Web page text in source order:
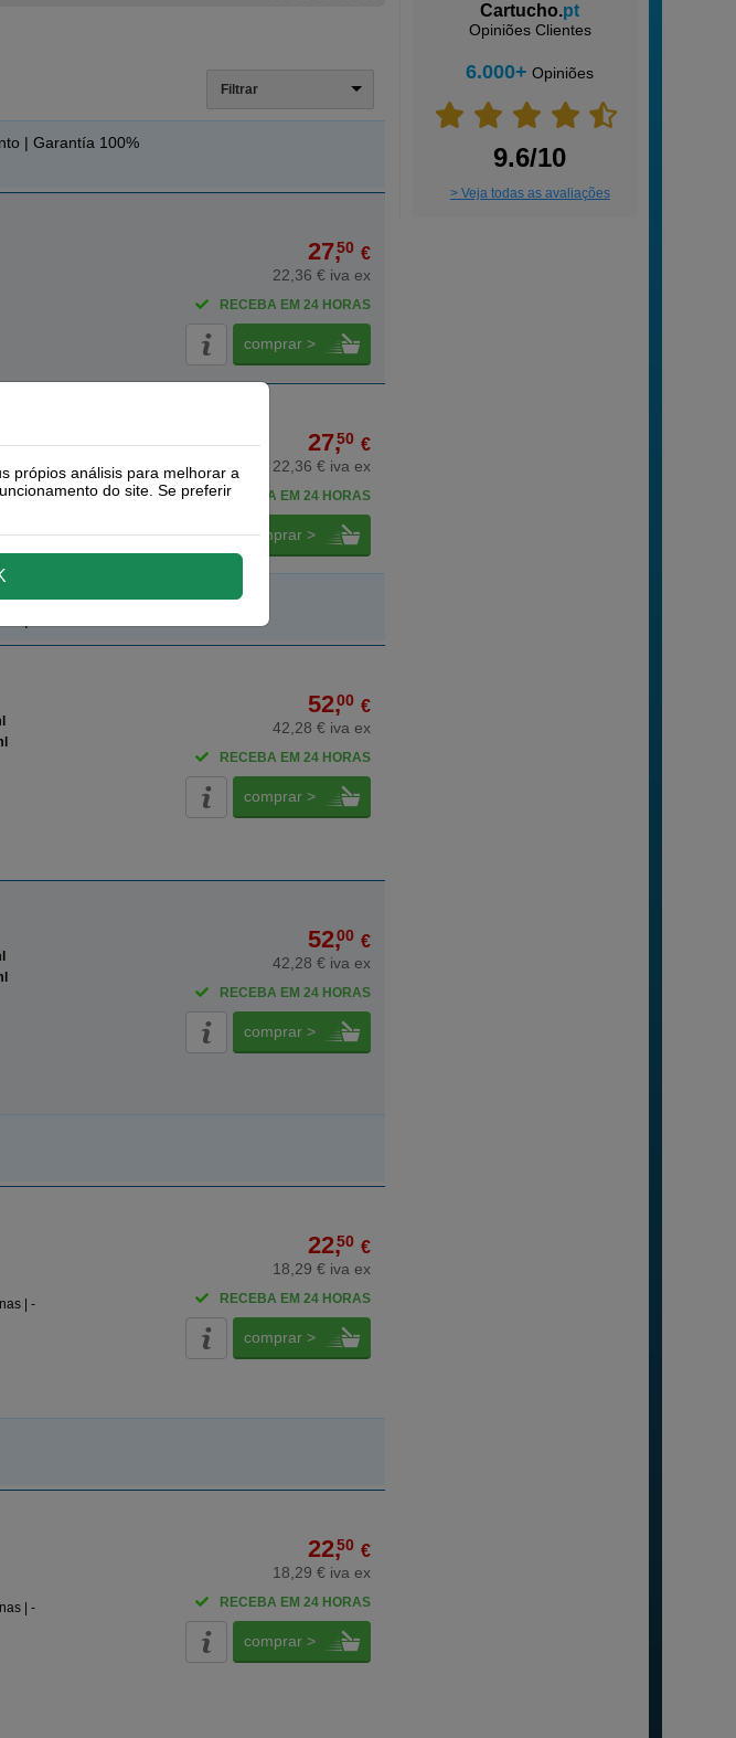
Cartucho.pt
Opiniões Clientes
6.000+ Opiniões
9.6/10
> Veja todas as avaliações
Filtrar
| Garantía 100%
27,50 €
22,36 € iva ex
RECEBA EM 24 HORAS
comprar >
27,50 €
22,36 € iva ex
RECEBA EM 24 HORAS
comprar >
52,00 €
42,28 € iva ex
RECEBA EM 24 HORAS
comprar >
52,00 €
42,28 € iva ex
RECEBA EM 24 HORAS
comprar >
| -
22,50 €
18,29 € iva ex
RECEBA EM 24 HORAS
comprar >
| -
22,50 €
18,29 € iva ex
RECEBA EM 24 HORAS
comprar >
própios análisis para melhorar a
do site. Se preferir